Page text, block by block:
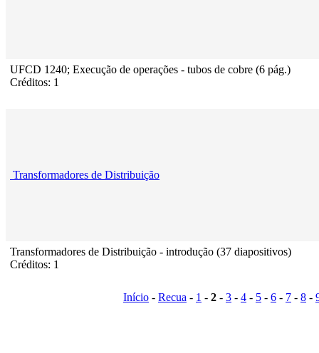
UFCD 1240; Execução de operações - tubos de cobre (6 pág.)
Créditos: 1
Transformadores de Distribuição
Transformadores de Distribuição - introdução (37 diapositivos)
Créditos: 1
Início - Recua - 1 - 2 - 3 - 4 - 5 - 6 - 7 - 8 -